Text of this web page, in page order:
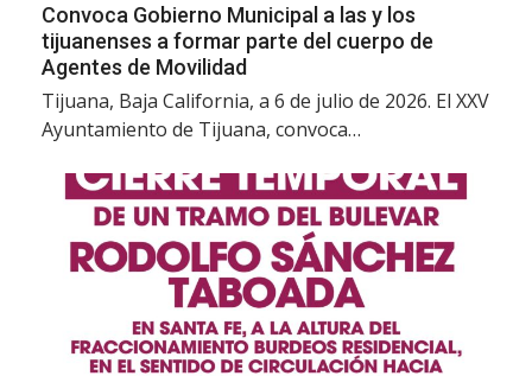
Convoca Gobierno Municipal a las y los
tijuanenses a formar parte del cuerpo de
Agentes de Movilidad
Tijuana, Baja California, a 6 de julio de 2026. El XXV
Ayuntamiento de Tijuana, convoca…